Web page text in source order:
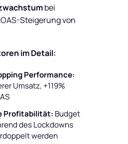
bei
Steigerung von
im Detail:
Performance:
Umsatz, +119%
Profitabilität: Budget
des Lockdowns
werden